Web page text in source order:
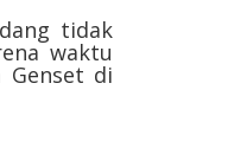
tidak
waktu
Genset di